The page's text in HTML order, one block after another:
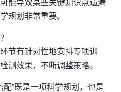
能导致某些关键知识点遗漏
规划非常重要。
节有针对性地安排专项训
测效果，不断调整策略。
”既是一项科学规划，也是